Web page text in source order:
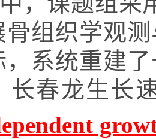
骨组织学观
，系统重建
长春龙生长